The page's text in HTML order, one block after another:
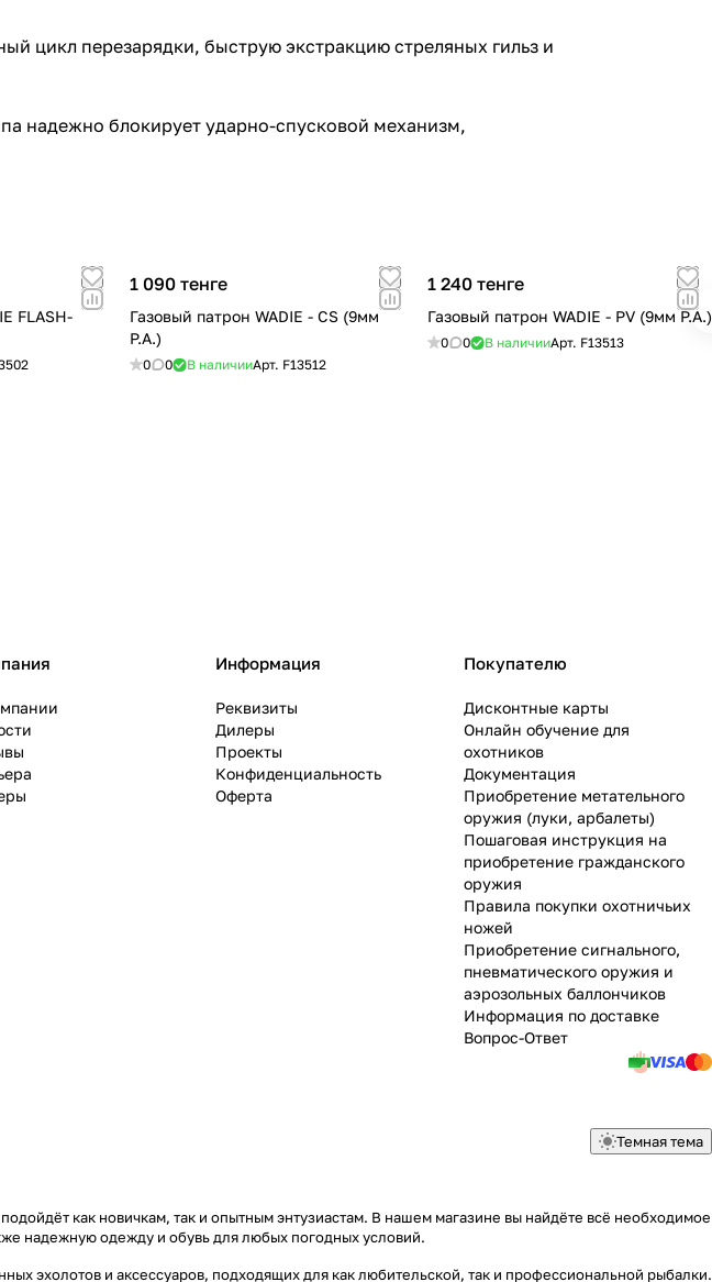
цикл перезарядки, быструю экстракцию стреляных гильз и
надежно блокирует ударно-спусковой механизм,
FLASH-
1 090 тенге
Газовый патрон WADIE - CS (9мм
P.A.)
0 0 В наличииАрт. F13512
1 240 тенге
Газовый патрон WADIE - PV (9мм P.A.)
0 0 В наличииАрт. F13513
Информация
Реквизиты
Дилеры
Проекты
Конфиденциальность
Оферта
Покупателю
Дисконтные карты
Онлайн обучение для
охотников
Документация
Приобретение метательного
оружия (луки, арбалеты)
Пошаговая инструкция на
приобретение гражданского
оружия
Правила покупки охотничьих
ножей
Приобретение сигнального,
пневматического оружия и
аэрозольных баллончиков
Информация по доставке
Вопрос-Ответ
Темная тема
как новичкам, так и опытным энтузиастам. В нашем магазине вы найдёте всё необходимое
надежную одежду и обувь для любых погодных условий.
эхолотов и аксессуаров, подходящих для как любительской, так и профессиональной рыбалки.